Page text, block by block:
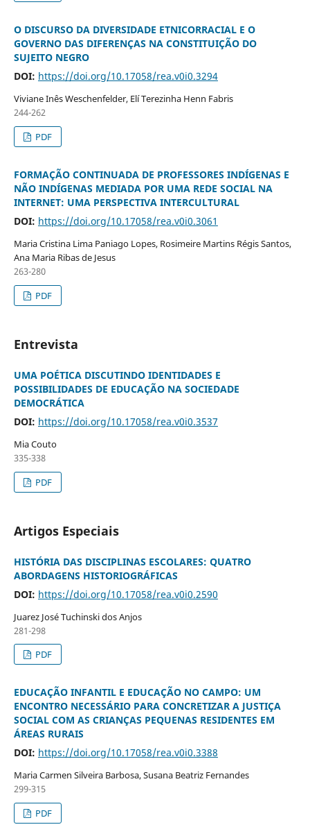
O DISCURSO DA DIVERSIDADE ETNICORRACIAL E O
GOVERNO DAS DIFERENÇAS NA CONSTITUIÇÃO DO
SUJEITO NEGRO
DOI: https://doi.org/10.17058/rea.v0i0.3294
Viviane Inês Weschenfelder, Elí Terezinha Henn Fabris
244-262
PDF
FORMAÇÃO CONTINUADA DE PROFESSORES INDÍGENAS E
NÃO INDÍGENAS MEDIADA POR UMA REDE SOCIAL NA
INTERNET: UMA PERSPECTIVA INTERCULTURAL
DOI: https://doi.org/10.17058/rea.v0i0.3061
Maria Cristina Lima Paniago Lopes, Rosimeire Martins Régis Santos,
Ana Maria Ribas de Jesus
263-280
PDF
Entrevista
UMA POÉTICA DISCUTINDO IDENTIDADES E
POSSIBILIDADES DE EDUCAÇÃO NA SOCIEDADE
DEMOCRÁTICA
DOI: https://doi.org/10.17058/rea.v0i0.3537
Mia Couto
335-338
PDF
Artigos Especiais
HISTÓRIA DAS DISCIPLINAS ESCOLARES: QUATRO
ABORDAGENS HISTORIOGRÁFICAS
DOI: https://doi.org/10.17058/rea.v0i0.2590
Juarez José Tuchinski dos Anjos
281-298
PDF
EDUCAÇÃO INFANTIL E EDUCAÇÃO NO CAMPO: UM
ENCONTRO NECESSÁRIO PARA CONCRETIZAR A JUSTIÇA
SOCIAL COM AS CRIANÇAS PEQUENAS RESIDENTES EM
ÁREAS RURAIS
DOI: https://doi.org/10.17058/rea.v0i0.3388
Maria Carmen Silveira Barbosa, Susana Beatriz Fernandes
299-315
PDF